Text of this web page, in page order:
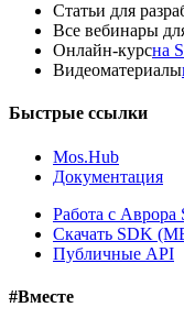
Статьи для
Все вебинары
Онлайн-курсна
Видеоматериалы
Быстрые ссылки
Mos.Hub
Документация
Работа с Аврора
Скачать SDK
Публичные API
#Вместе